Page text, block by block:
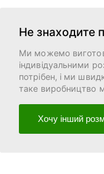
Не знаходите
Ми можемо
індивідуальними
потрібен, і ми
таке виробництво
Хочу інший